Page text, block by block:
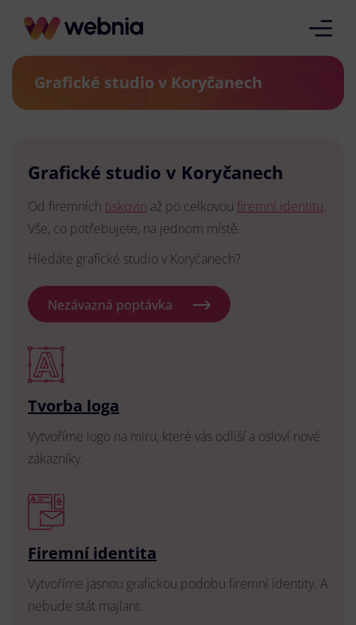
Grafické studio v Koryčanech
Grafické studio v Koryčanech
Od firemních tiskovin až po celkovou firemní identitu.
Vše, co potřebujete, na jednom místě.
Hledáte grafické studio v Koryčanech?
Nezávazná poptávka
Tvorba loga
Vytvoříme logo na míru, které vás odliší a osloví nové
zákazníky.
Firemní identita
Vytvoříme jasnou grafickou podobu firemní identity. A
nebude stát majlant.